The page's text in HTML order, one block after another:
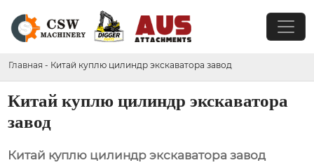
Главная - Китай куплю цилиндр экскаватора завод
Китай куплю цилиндр экскаватора
завод
Китай куплю цилиндр экскаватора завод